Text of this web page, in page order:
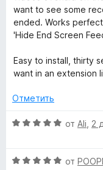
m
o
v
e
Y
o
5
а
5
и
5
want to see some
ended. Works
'Hide End Screen
Easy to install, thirty
want in an extension
Отметить
О
н
от Ali 2
О
от